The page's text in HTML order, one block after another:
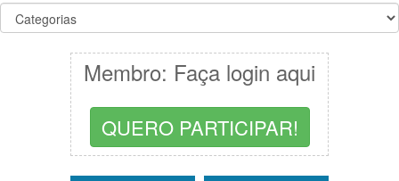
Membro: Faça login aqui
QUERO PARTICIPAR!